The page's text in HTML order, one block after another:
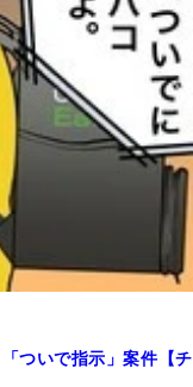
ついで指示」案件【チ